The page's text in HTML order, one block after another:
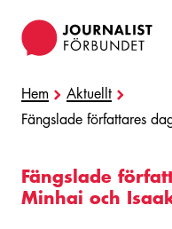
Hem
Aktuellt
Fängslade författares
Fängslade
Minhai och